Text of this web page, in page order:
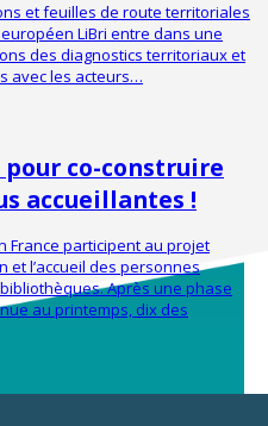
et feuilles de route territoriales
LiBri entre dans une
des diagnostics territoriaux et
avec les acteurs…
co-construire
accueillantes !
France participent au projet
et l’accueil des personnes
Après une phase
au printemps, dix des